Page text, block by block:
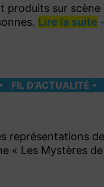
produits sur scène
Lire la suite
FIL D’ACTUALITÉ
représentations
« Les Mystères